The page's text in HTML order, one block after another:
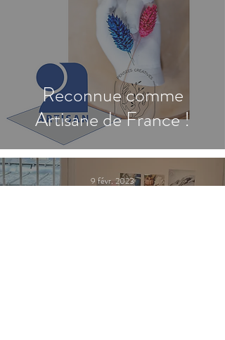
Reconnue comme
Artisane de France !
9 févr. 2023